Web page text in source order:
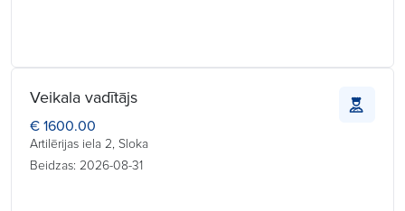
Veikala vadītājs
€ 1600.00
Artilērijas iela 2, Sloka
Beidzas: 2026-08-31